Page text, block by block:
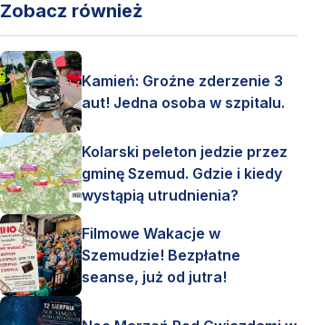
Zobacz również
Kamień: Groźne zderzenie 3
aut! Jedna osoba w szpitalu.
Kolarski peleton jedzie przez
gminę Szemud. Gdzie i kiedy
wystąpią utrudnienia?
Filmowe Wakacje w
Szemudzie! Bezpłatne
seanse, już od jutra!